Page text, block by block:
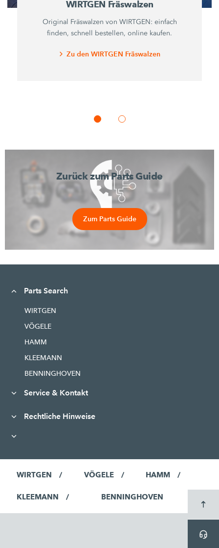
WIRTGEN Fräswalzen
Original Fräswalzen von WIRTGEN: einfach
finden, schnell bestellen, online kaufen.
Zu den WIRTGEN Fräswalzen
Zurück zum Parts Guide
Zum Parts Guide
Parts Search
WIRTGEN
VÖGELE
HAMM
KLEEMANN
BENNINGHOVEN
Service & Kontakt
Rechtliche Hinweise
WIRTGEN VÖGELE HAMM
KLEEMANN BENNINGHOVEN